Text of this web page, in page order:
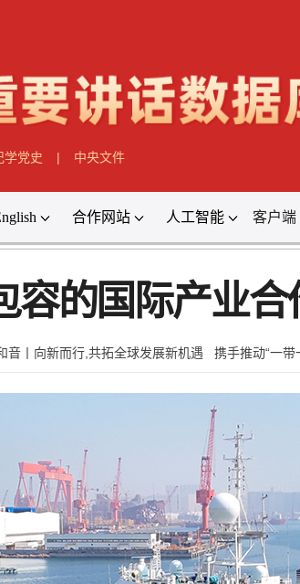
学党史 | 中央文件
合作网站 人工智能 客户端
容的国际产业合
音丨向新而行,共拓全球发展新机遇 携手推动“一